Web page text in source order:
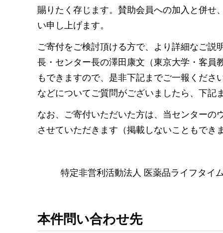
賜りたく存じます。賛助会員への加入と併せ
い申し上げます。
ご寄付をご検討頂ける方で、より詳細なご説
長・センター長の澤田康文（東京大学・客員
もできますので、是非下記までご一報くださ
などについてご質問がございましたら、下記
なお、ご寄付いただいた方は、当センターの
させていただきます（掲載しないこともでき
特定非営利活動法人 医薬品ライフタイ
本件問い合わせ先